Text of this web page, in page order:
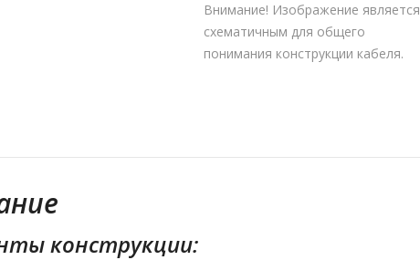
Внимание! Изображение является
схематичным для общего
понимания конструкции кабеля.
конструкции: